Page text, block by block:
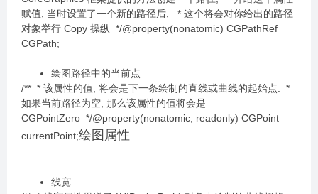
赋值, 当时设置了一个新的路径后, * 这个将会对你给出的路径
对象举行 Copy 操纵 */@property(nonatomic) CGPathRef
CGPath;
绘图路径中的当前点
/** * 该属性的值, 将会是下一条绘制的直线或曲线的起始点. *
如果当前路径为空, 那么该属性的值将会是
CGPointZero */@property(nonatomic, readonly) CGPoint
currentPoint;绘图属性
线宽